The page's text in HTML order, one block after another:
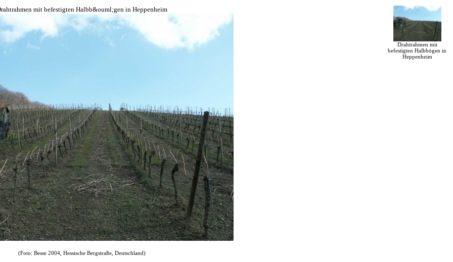
mit befestigten Halbb&ouml;gen in Heppenheim
(Foto: Besse 2004, Hessische Bergstraße, Deutschland)
Drahtrahmen mit
befestigten Halbbögen in
Heppenheim